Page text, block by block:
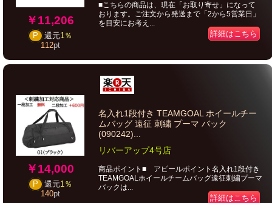
￥11,206
P 還元1％
112pt
■こちらの商品は、現在「お取り寄せ」になって
おります。ご注文から発送まで「2から5営業日」
を目安にお考え...
詳細はこちら
￥14,000
P 還元1％
140pt
名入れ1段付き TEAMGOAL ホイールチー
ムバッグ 遠征 刺繍 プーマ バック
(090242)...
リバーアップ4号店
商品ポイント■ アピールポイント名入れ1段付き
TEAMGOALホイールチームバッグ遠征刺繍プーマ
バックは...
詳細はこちら